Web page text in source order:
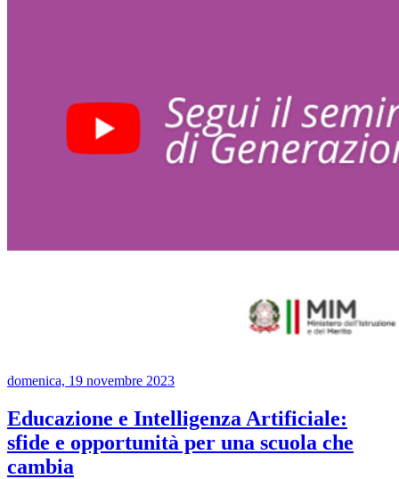
domenica, 19 novembre 2023
Educazione e Intelligenza Artificiale:
sfide e opportunità per una scuola che
cambia